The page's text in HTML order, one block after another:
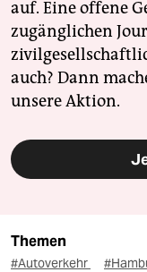
auf. Eine offene
zugänglichen
auch? Dann
unsere Aktion.
Themen
#Autoverkehr